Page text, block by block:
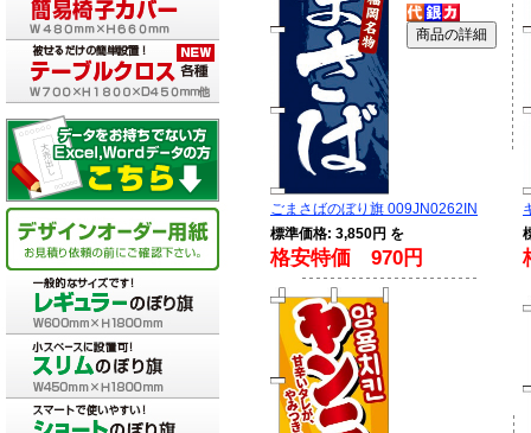
ごまさばのぼり旗 009JN0262IN
標準価格: 3,850円 を
格安特価 970円